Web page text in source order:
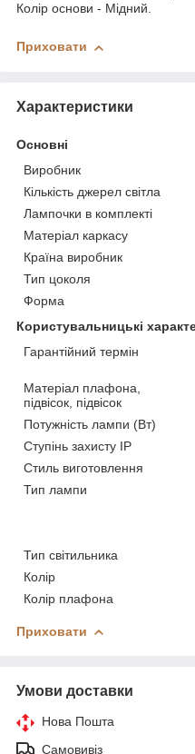
Колір основи - Мідний.
Приховати
Характеристики
Основні
Виробник
Кількість джерел світла
Лампочки в комплекті
Матеріал каркасу
Країна виробник
Тип цоколя
Форма
Користувальницькі
Гарантійний термін
Матеріал плафона,
підвісок, підвісок
Потужність лампи (Вт)
Ступінь захисту IP
Стиль виготовлення
Тип лампи
Тип світильника
Колір
Колір плафона
Приховати
Умови доставки
Нова Пошта
Самовивіз